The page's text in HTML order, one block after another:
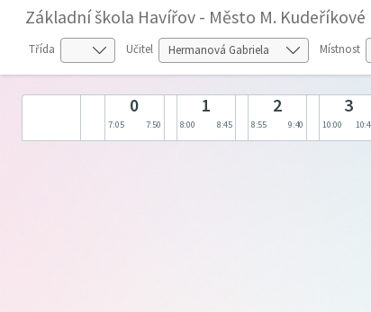
Základní škola Havířov - Město M.
Třída Učitel Místnost
0
7:05 7:50
1
8:00 8:45
2
8:55 9:40
3
10:00